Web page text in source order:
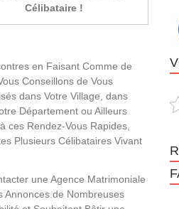
Célibataire !
en Faisant Comme de
Conseillons de Vous
dans Votre Village, dans
Département ou Ailleurs
ces Rendez-Vous Rapides,
Plusieurs Célibataires Vivant
une Agence Matrimoniale
Annonces de Nombreuses